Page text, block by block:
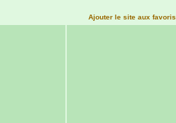
Ajouter le site aux favoris